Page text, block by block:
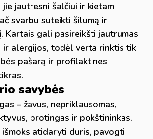
jautresni šalčiui ir kietam
svarbu suteikti šilumą ir
Kartais gali pasireikšti jautrumas
ir alergijos, todėl verta rinktis tik
pašarą ir profilaktines
savybės
– žavus, nepriklausomas,
protingas ir pokštininkas.
išmoks atidaryti duris, pavogti